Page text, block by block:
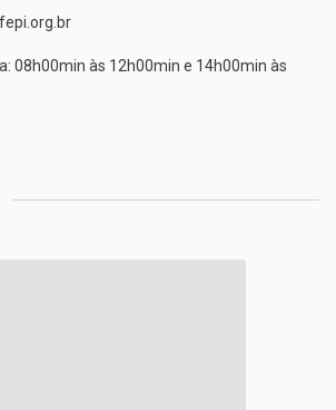
08h00min às 12h00min e 14h00min às